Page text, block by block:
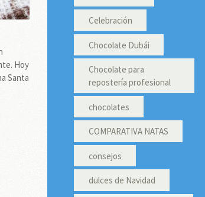
Hoy
Santa
Celebración
Chocolate Dubái
Chocolate para
repostería profesional
chocolates
COMPARATIVA NATAS
consejos
dulces de Navidad